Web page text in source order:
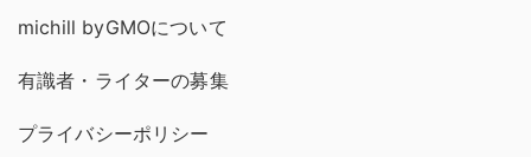
michill byGMOについて
有識者・ライターの募集
プライバシーポリシー